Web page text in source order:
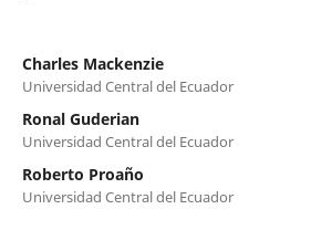
Charles Mackenzie
Universidad Central del Ecuador
Ronal Guderian
Universidad Central del Ecuador
Roberto Proaño
Universidad Central del Ecuador